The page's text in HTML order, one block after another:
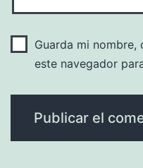
Guarda mi
este navegador